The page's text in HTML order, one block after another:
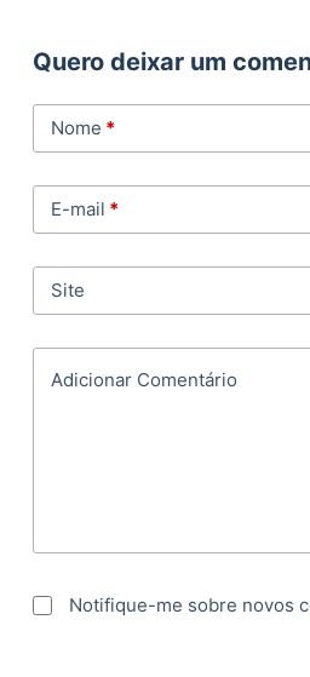
Quero deixar um
Nome *
E-mail *
Site
Adicionar Comentário
Notifique-me sobre novos